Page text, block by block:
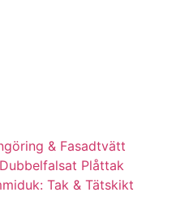
& Fasadtvätt
Plåttak
Tak & Tätskikt